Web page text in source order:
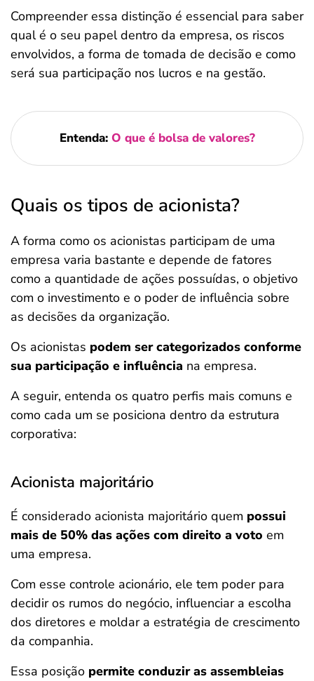
Compreender essa distinção é essencial para saber
qual é o seu papel dentro da empresa, os riscos
envolvidos, a forma de tomada de decisão e como
será sua participação nos lucros e na gestão.
Entenda: O que é bolsa de valores?
Quais os tipos de acionista?
A forma como os acionistas participam de uma
empresa varia bastante e depende de fatores
como a quantidade de ações possuídas, o objetivo
com o investimento e o poder de influência sobre
as decisões da organização.
Os acionistas podem ser categorizados conforme
sua participação e influência na empresa.
A seguir, entenda os quatro perfis mais comuns e
como cada um se posiciona dentro da estrutura
corporativa:
Acionista majoritário
É considerado acionista majoritário quem possui
mais de 50% das ações com direito a voto em
uma empresa.
Com esse controle acionário, ele tem poder para
decidir os rumos do negócio, influenciar a escolha
dos diretores e moldar a estratégia de crescimento
da companhia.
Essa posição permite conduzir as assembleias